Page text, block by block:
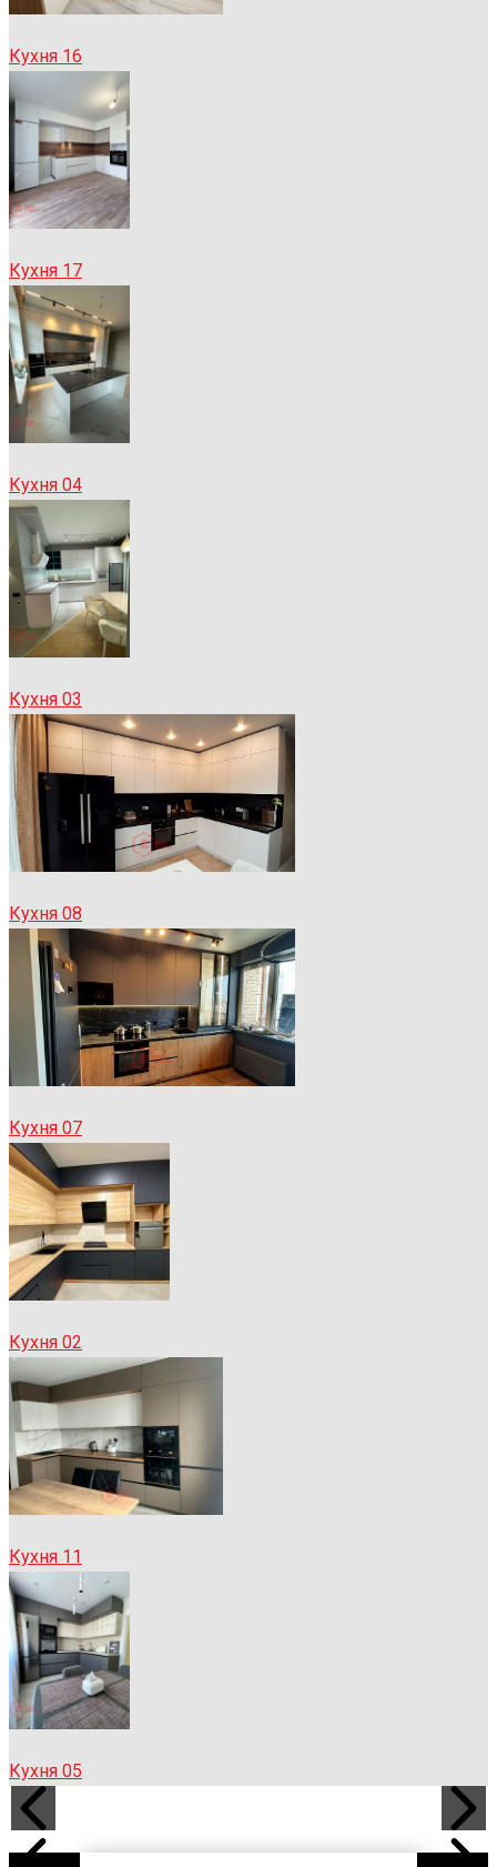
Кухня 16
Кухня 17
Кухня 04
Кухня 03
Кухня 08
Кухня 07
Кухня 02
Кухня 11
Кухня 05